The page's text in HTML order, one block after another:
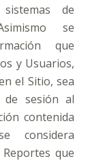
de
se
que
y Usuarios,
el Sitio, sea
de sesión al
contenida
considera
que